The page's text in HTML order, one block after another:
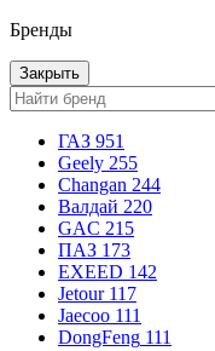
Бренды
Закрыть
ГАЗ 951
Geely 255
Changan 244
Валдай 220
GAC 215
ПАЗ 173
EXEED 142
Jetour 117
Jaecoo 111
DongFeng 111